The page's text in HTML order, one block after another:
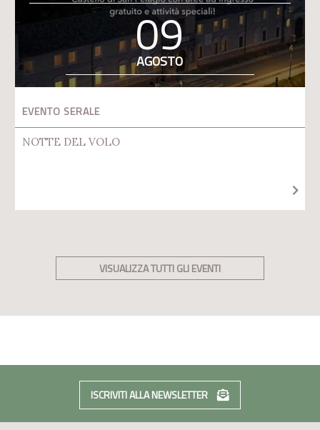
09
AGOSTO
EVENTO SERALE
NOTTE DEL VOLO
VISUALIZZA TUTTI GLI EVENTI
ISCRIVITI ALLA NEWSLETTER